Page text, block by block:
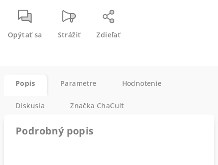
Opýtať sa Strážiť Zdieľať
Popis Parametre Hodnotenie
Diskusia Značka ChaCult
Podrobný popis